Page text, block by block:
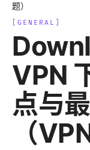
题）
GENERAL
VPN
点与
（